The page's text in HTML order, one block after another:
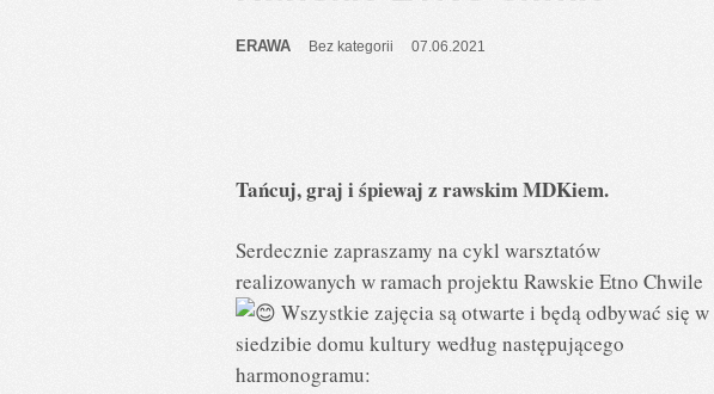
ERAWA Bez kategorii 07.06.2021
Tańcuj, graj i śpiewaj z rawskim MDKiem.
Serdecznie zapraszamy na cykl warsztatów
realizowanych w ramach projektu Rawskie Etno Chwile
Wszystkie zajęcia są otwarte i będą odbywać się w
siedzibie domu kultury według następującego
harmonogramu: